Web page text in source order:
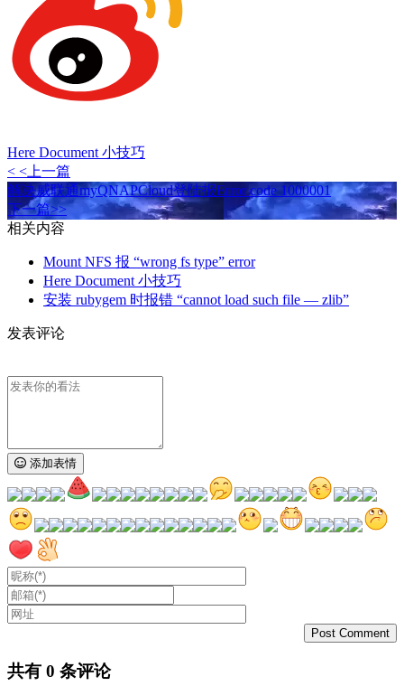
Here Document 小技巧
< <上一篇
解决威联通myQNAPCloud登陆报Error code 1000001
下一篇>>
相关内容
Mount NFS 报 “wrong fs type” error
Here Document 小技巧
安装 rubygem 时报错 “cannot load such file — zlib”
发表评论
添加表情
共有 0 条评论